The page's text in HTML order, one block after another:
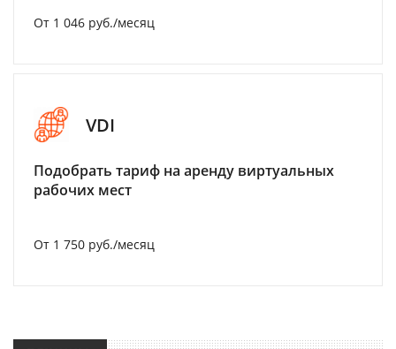
От 1 046 руб./месяц
VDI
Подобрать тариф на аренду виртуальных
рабочих мест
От 1 750 руб./месяц